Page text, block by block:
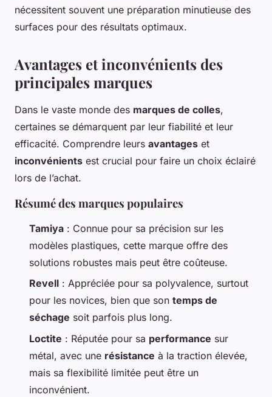
nécessitent souvent une préparation minutieuse des
surfaces pour des résultats optimaux.
Avantages et inconvénients des
principales marques
Dans le vaste monde des marques de colles,
certaines se démarquent par leur fiabilité et leur
efficacité. Comprendre leurs avantages et
inconvénients est crucial pour faire un choix éclairé
lors de l’achat.
Résumé des marques populaires
Tamiya : Connue pour sa précision sur les
modèles plastiques, cette marque offre des
solutions robustes mais peut être coûteuse.
Revell : Appréciée pour sa polyvalence, surtout
pour les novices, bien que son temps de
séchage soit parfois plus long.
Loctite : Réputée pour sa performance sur
métal, avec une résistance à la traction élevée,
mais sa flexibilité limitée peut être un
inconvénient.